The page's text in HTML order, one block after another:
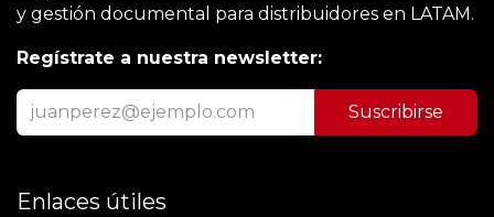
y gestión documental para distribuidores en LATAM.
Regístrate a nuestra newsletter:
Suscribirse
Enlaces útiles